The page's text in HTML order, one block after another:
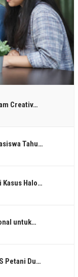
Creativ…
Tahu…
Kasus Halo…
untuk…
Petani Du…